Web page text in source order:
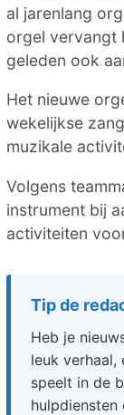
al jarenlang
orgel vervangt
geleden ook
Het nieuwe
wekelijkse
muzikale
Volgens
instrument bij
activiteiten
Tip de
Heb je
leuk
speelt in de
hulpdiensten